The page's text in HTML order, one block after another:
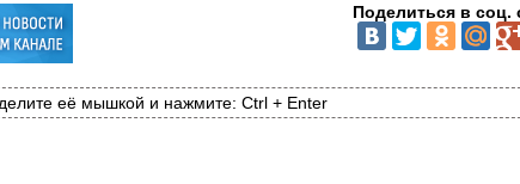
Поделиться в соц.
её мышкой и нажмите: Ctrl + Enter